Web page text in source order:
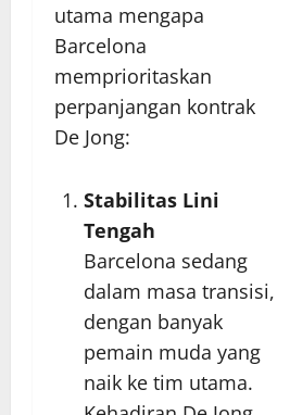
utama mengapa
Barcelona
memprioritaskan
perpanjangan kontrak
De Jong:
Stabilitas Lini
Tengah
Barcelona sedang
dalam masa transisi,
dengan banyak
pemain muda yang
naik ke tim utama.